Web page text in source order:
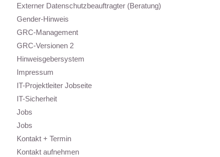
Externer Datenschutzbeauftragter (Beratung)
Gender-Hinweis
GRC-Management
GRC-Versionen 2
Hinweisgebersystem
Impressum
IT-Projektleiter Jobseite
IT-Sicherheit
Jobs
Jobs
Kontakt + Termin
Kontakt aufnehmen